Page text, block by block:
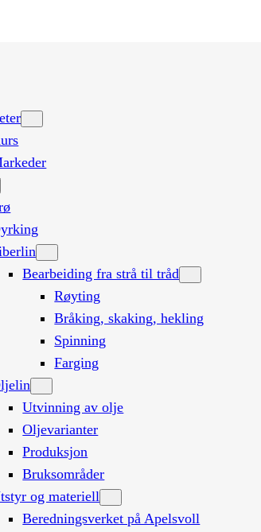
Bearbeiding fra strå til tråd
Røyting
Bråking, skaking, hekling
Spinning
Farging
Utvinning av olje
Oljevarianter
Produksjon
Bruksområder
og materiell
Beredningsverket på Apelsvoll